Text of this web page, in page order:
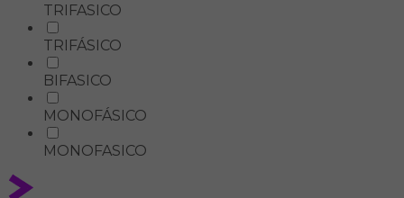
TRIFASICO
TRIFÁSICO
BIFASICO
MONOFÁSICO
MONOFASICO